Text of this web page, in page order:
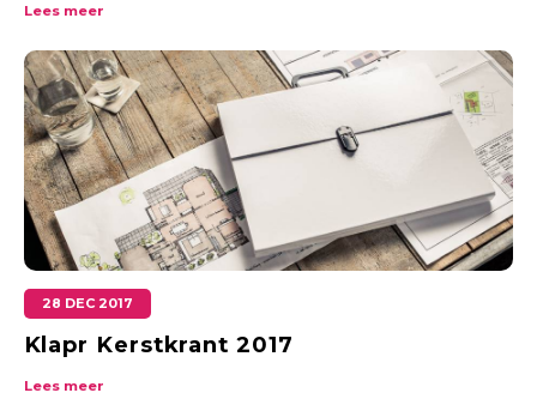
Lees meer
28 DEC 2017
Klapr Kerstkrant 2017
Lees meer